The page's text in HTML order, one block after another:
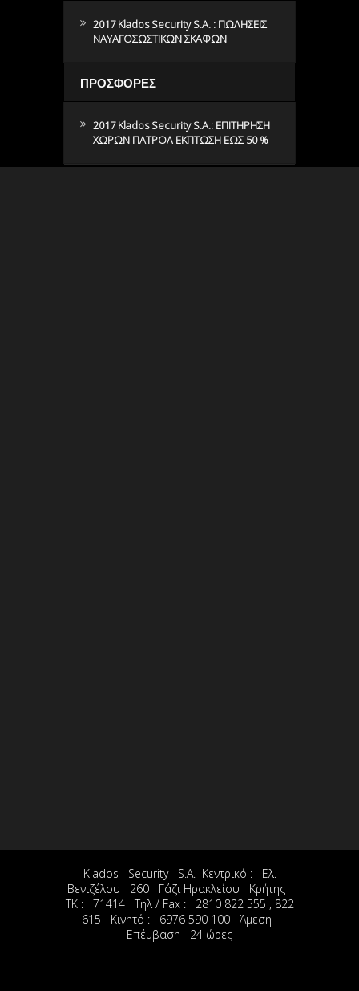
2017 Klados Security S.A. : ΠΩΛΗΣΕΙΣ
ΝΑΥΑΓΟΣΩΣΤΙΚΩΝ ΣΚΑΦΩΝ
ΠΡΟΣΦΟΡΕΣ
2017 Klados Security S.A.: ΕΠΙΤΗΡΗΣΗ
ΧΩΡΩΝ ΠΑΤΡΟΛ ΕΚΠΤΩΣΗ ΕΩΣ 50 %
Klados Security S.A. Κεντρικό : Ελ.
Βενιζέλου 260 Γάζι Ηρακλείου Κρήτης
ΤΚ : 71414 Τηλ / Fax : 2810 822 555 , 822
615 Κινητό : 6976 590 100 Άμεση
Επέμβαση 24 ώρες